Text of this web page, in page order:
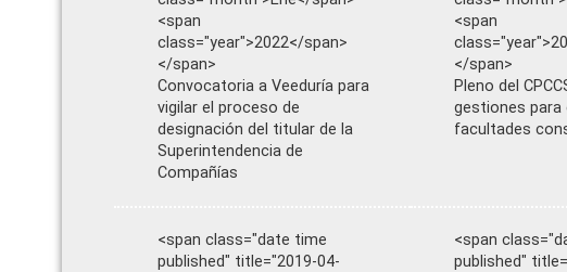
<span
class="year">2022</span>
</span>
Convocatoria a Veeduría para
vigilar el proceso de
designación del titular de la
Superintendencia de
Compañías
<span
</span>
Pleno del
gestiones para
facultades
<span class="date time
published" title="2019-04-
<span
published"